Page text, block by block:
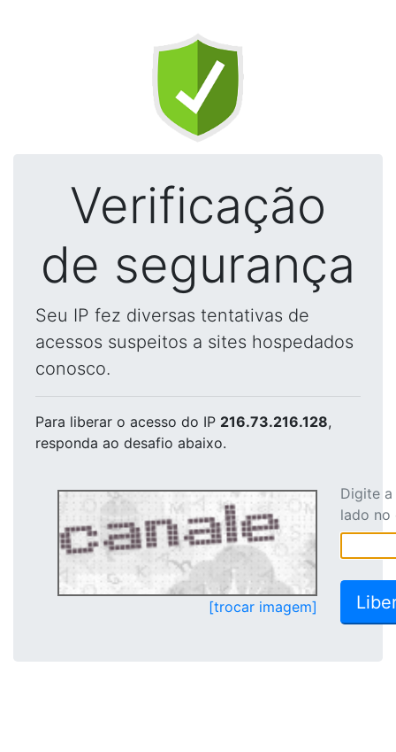
Verificação
de segurança
Seu IP fez diversas tentativas de
acessos suspeitos a sites hospedados
conosco.
Para liberar o acesso do IP 216.73.216.128,
responda ao desafio abaixo.
[trocar imagem]
Digite
lado no